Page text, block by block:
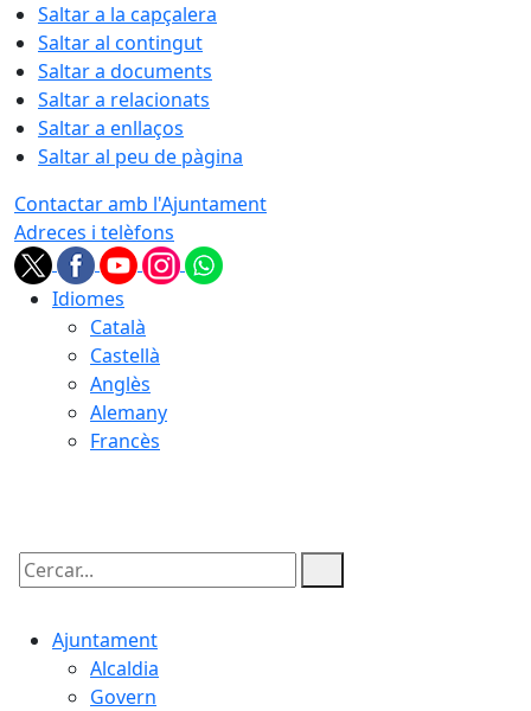
Saltar a la capçalera
Saltar al contingut
Saltar a documents
Saltar a relacionats
Saltar a enllaços
Saltar al peu de pàgina
Contactar amb l'Ajuntament
Adreces i telèfons
Idiomes
Català
Castellà
Anglès
Alemany
Francès
Cercar:
Ajuntament
Alcaldia
Govern